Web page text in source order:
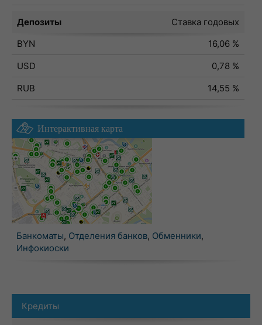
Депозиты
Ставка годовых
BYN
16,06 %
USD
0,78 %
RUB
14,55 %
Интерактивная карта
Банкоматы, Отделения банков, Обменники,
Инфокиоски
Кредиты